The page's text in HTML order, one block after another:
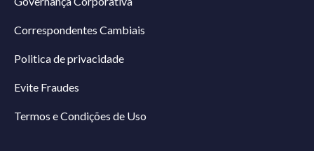
Correspondentes Cambiais
Politica de privacidade
Evite Fraudes
Termos e Condições de Uso